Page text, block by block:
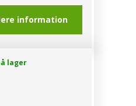
information
lager